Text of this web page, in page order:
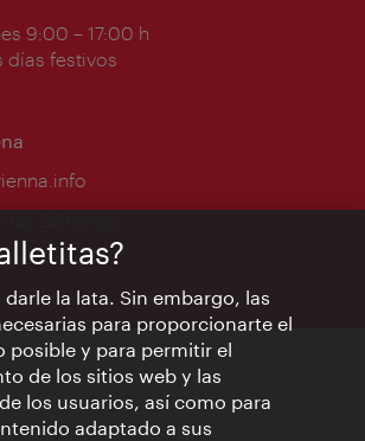
9:00 – 17:00 h
días festivos
de datos
la lata. Sin embargo, las
para proporcionarte el
posible y para permitir el
de los sitios web y las
los usuarios, así como para
adaptado a sus